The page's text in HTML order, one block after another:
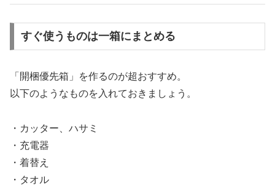
すぐ使うものは一箱にまとめる
「開梱優先箱」を作るのが超おすすめ。
以下のようなものを入れておきましょう。
・カッター、ハサミ
・充電器
・着替え
・タオル